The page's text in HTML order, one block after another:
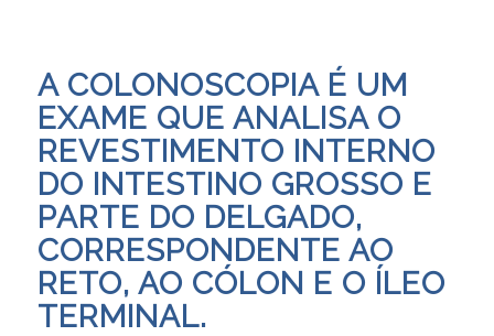
A COLONOSCOPIA É UM
EXAME QUE ANALISA O
REVESTIMENTO INTERNO
DO INTESTINO GROSSO E
PARTE DO DELGADO,
CORRESPONDENTE AO
RETO, AO CÓLON E O ÍLEO
TERMINAL.